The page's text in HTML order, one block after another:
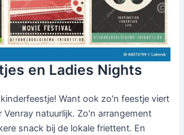
en Ladies Nights
Want ook zo'n feestje viert
Venray natuurlijk. Zo'n arrangement
snack bij de lokale friettent. En